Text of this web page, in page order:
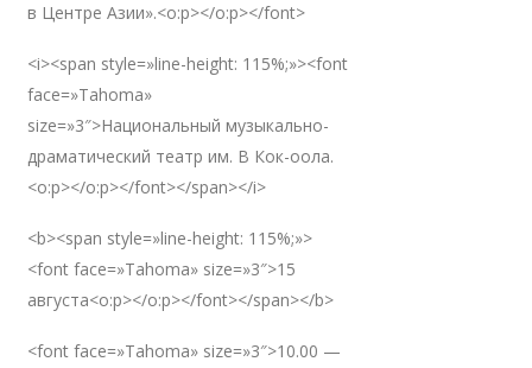
в Центре Азии».<o:p></o:p></font>
<i><span style=»line-height: 115%;»><font
face=»Tahoma»
size=»3″>Национальный музыкально-
драматический театр им. В Кок-оола.
<o:p></o:p></font></span></i>
<b><span style=»line-height: 115%;»>
<font face=»Tahoma» size=»3″>15
августа<o:p></o:p></font></span></b>
<font face=»Tahoma» size=»3″>10.00 —